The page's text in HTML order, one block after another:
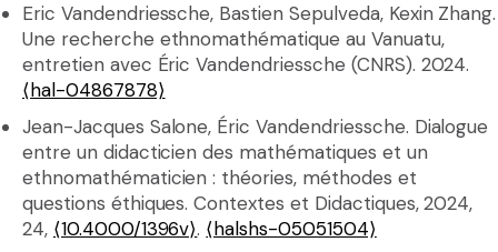
Eric Vandendriessche, Bastien Sepulveda, Kexin Zhang.
Une recherche ethnomathématique au Vanuatu,
entretien avec Éric Vandendriessche (CNRS). 2024.
⟨hal-04867878⟩
Jean-Jacques Salone, Éric Vandendriessche. Dialogue
entre un didacticien des mathématiques et un
ethnomathématicien : théories, méthodes et
questions éthiques. Contextes et Didactiques, 2024,
24, ⟨10.4000/1396v⟩. ⟨halshs-05051504⟩